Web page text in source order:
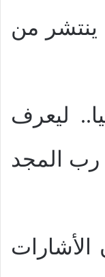
ينتشر من
ليعرف
رب المجد
الأشارات